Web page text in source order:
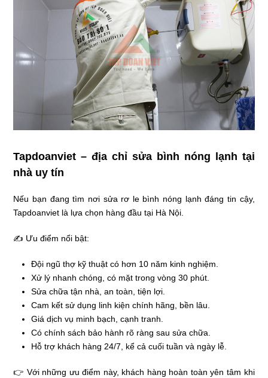
Tapdoanviet – địa chỉ sửa bình nóng lạnh tại
nhà uy tín
Nếu bạn đang tìm nơi sửa rơ le bình nóng lạnh đáng tin cậy,
Tapdoanviet là lựa chọn hàng đầu tại Hà Nội.
✍ Ưu điểm nổi bật:
Đội ngũ thợ kỹ thuật có hơn 10 năm kinh nghiệm.
Xử lý nhanh chóng, có mặt trong vòng 30 phút.
Sửa chữa tận nhà, an toàn, tiện lợi.
Cam kết sử dụng linh kiện chính hãng, bền lâu.
Giá dịch vụ minh bạch, cạnh tranh.
Có chính sách bảo hành rõ ràng sau sửa chữa.
Hỗ trợ khách hàng 24/7, kể cả cuối tuần và ngày lễ.
👉 Với những ưu điểm này, khách hàng hoàn toàn yên tâm khi